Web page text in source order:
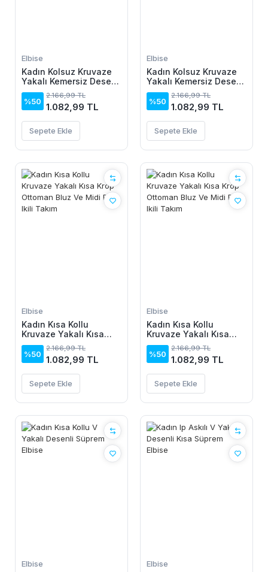
Elbise
Kadın Kolsuz Kruvaze
Yakalı Kemersiz Desenli
Uzun Süprem Elbise
%50
2.166,99 TL
1.082,99 TL
Sepete Ekle
Elbise
Kadın Kolsuz Kruvaze
Yakalı Kemersiz Desenli
Uzun Süprem Elbise
%50
2.166,99 TL
1.082,99 TL
Sepete Ekle
Elbise
Kadın Kısa Kollu
Kruvaze Yakalı Kısa
Krop Ottoman Bluz Ve
Midi Etek Ikili Takım
%50
2.166,99 TL
1.082,99 TL
Sepete Ekle
Elbise
Kadın Kısa Kollu
Kruvaze Yakalı Kısa
Krop Ottoman Bluz Ve
Midi Etek Ikili Takım
%50
2.166,99 TL
1.082,99 TL
Sepete Ekle
Elbise Elbise